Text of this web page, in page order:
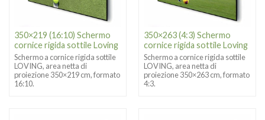
350×219 (16:10) Schermo
cornice rigida sottile Loving
Schermo a cornice rigida sottile
LOVING, area netta di
proiezione 350×219 cm, formato
16:10.
350×263 (4:3) Schermo
cornice rigida sottile Loving
Schermo a cornice rigida sottile
LOVING, area netta di
proiezione 350×263 cm, formato
4:3.